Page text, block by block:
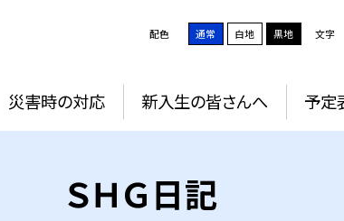
配色 通常 白地 黒地 文字
災害時の対応 新入生の皆さんへ 予定
ＳＨＧ日記